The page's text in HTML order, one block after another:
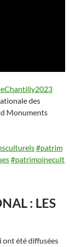
des
Monuments
#patrim
#patrimoinecult
: LES
ont été diffusées